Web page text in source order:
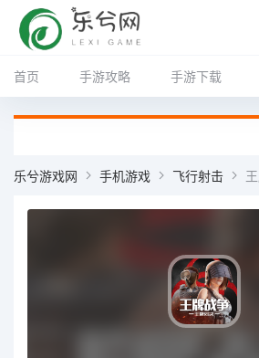
首页 手游攻略 手游下载
乐兮游戏网 手机游戏 飞行射击